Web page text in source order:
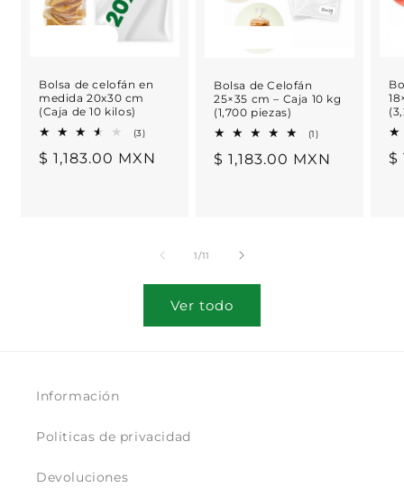
Bolsa de celofán en
medida 20x30 cm
(Caja de 10 kilos)
(3)3
totales
Precio
$ 1,183.00 MXN
Bolsa de Celofán
25×35 cm – Caja 10 kg
(1,700 piezas)
(1)1
totales
Precio
$ 1,183.00 MXN $
1/de
11
Ver todo
Información
Politicas de privacidad
Devoluciones